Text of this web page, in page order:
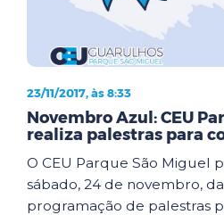
23/11/2017, às 8:33
Novembro Azul: CEU
realiza palestras para
O CEU Parque São Miguel
sábado, 24 de novembro,
programação de palestras